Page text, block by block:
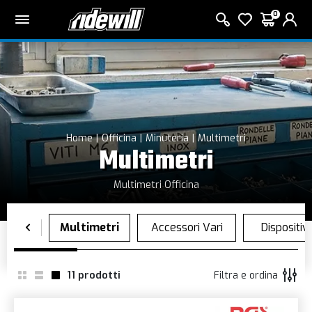
0
Home Officina Minuteria Multimetri
Multimetri
Multimetri Officina
11 prodotti Filtra e ordina